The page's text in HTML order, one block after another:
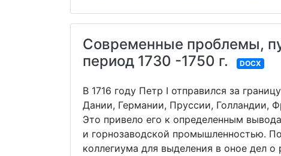
Современные проблемы,
период 1730 -1750 г.
DOCX
В 1716 году Петр I отправился за
Дании, Германии, Пруссии, Голландии,
Это привело его к определенным
и горнозаводской промышленностью.
коллегиума для выделения в оное дел